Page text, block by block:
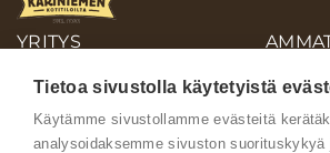
YRITYS
Tietoa sivustolla käytetyistä
Käytämme sivustollamme evästeitä
analysoidaksemme sivuston suorituskykyä